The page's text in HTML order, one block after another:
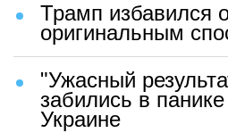
Трамп избавился
оригинальным
"Ужасный
забились в
Украине